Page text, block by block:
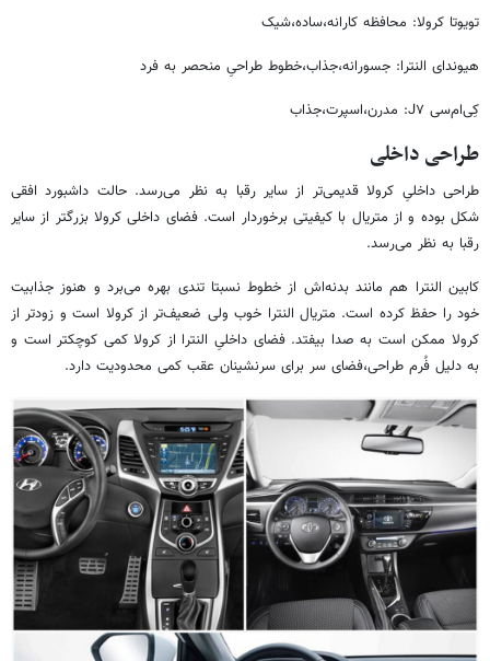
تویوتا کرولا: محافظه کارانه،ساده،شیک
هیوندای النترا: جسورانه،جذاب،خطوط طراحیِ منحصر به فرد
کِی‌ام‌سی J۷: مدرن،اسپرت،جذاب
طراحی داخلی
طراحی داخلیِ کرولا قدیمی‌تر از سایر رقبا به نظر می‌رسد. حالت داشبورد افقی
شکل بوده و از متریال با کیفیتی برخوردار است. فضای داخلی کرولا بزرگتر از سایر
رقبا به نظر می‌رسد.
کابین النترا هم مانند بدنه‌اش از خطوط نسبتا تندی بهره‌ می‌برد و هنوز جذابیت
خود را حفظ کرده است. متریال النترا خوب ولی ضعیف‌تر از کرولا است و زودتر از
کرولا ممکن است به صدا بیفتد. فضای داخلیِ النترا از کرولا کمی کوچکتر است و
به دلیل فُرم طراحی،فضای سر برای سرنشینان عقب کمی محدودیت دارد.